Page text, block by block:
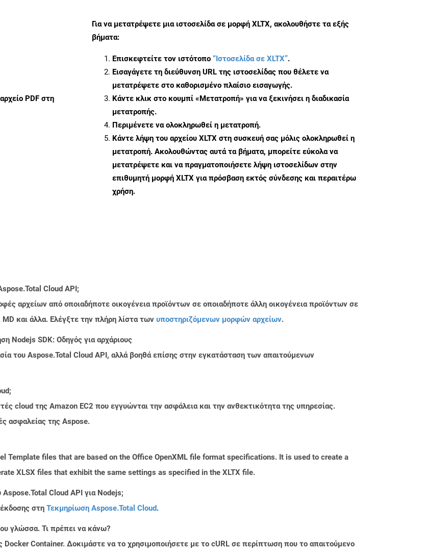
PDF στη
Για να μετατρέψετε μια ιστοσελίδα σε μορφή XLTX, ακολουθήστε τα εξής
βήματα:
Επισκεφτείτε τον ιστότοπο “Ιστοσελίδα σε XLTX”.
Εισαγάγετε τη διεύθυνση URL της ιστοσελίδας που θέλετε να
μετατρέψετε στο καθορισμένο πλαίσιο εισαγωγής.
Κάντε κλικ στο κουμπί «Μετατροπή» για να ξεκινήσει η διαδικασία
μετατροπής.
Περιμένετε να ολοκληρωθεί η μετατροπή.
Κάντε λήψη του αρχείου XLTX στη συσκευή σας μόλις ολοκληρωθεί η
μετατροπή. Ακολουθώντας αυτά τα βήματα, μπορείτε εύκολα να
μετατρέψετε και να πραγματοποιήσετε λήψη ιστοσελίδων στην
επιθυμητή μορφή XLTX για πρόσβαση εκτός σύνδεσης και περαιτέρω
χρήση.
Cloud API;
αρχείων από οποιαδήποτε οικογένεια προϊόντων σε οποιαδήποτε άλλη οικογένεια προϊόντων σε
MD και άλλα. Ελέγξτε την πλήρη λίστα των υποστηριζόμενων μορφών αρχείων.
Nodejs SDK: Οδηγός για αρχάριους
του Aspose.Total Cloud API, αλλά βοηθά επίσης στην εγκατάσταση των απαιτούμενων
cloud της Amazon EC2 που εγγυώνται την ασφάλεια και την ανθεκτικότητα της υπηρεσίας.
ασφαλείας της Aspose.
Template files that are based on the Office OpenXML file format specifications. It is used to create a
XLSX files that exhibit the same settings as specified in the XLTX file.
Cloud API για Nodejs;
στη Τεκμηρίωση Aspose.Total Cloud.
γλώσσα. Τι πρέπει να κάνω?
Docker Container. Δοκιμάστε να το χρησιμοποιήσετε με το cURL σε περίπτωση που το απαιτούμενο